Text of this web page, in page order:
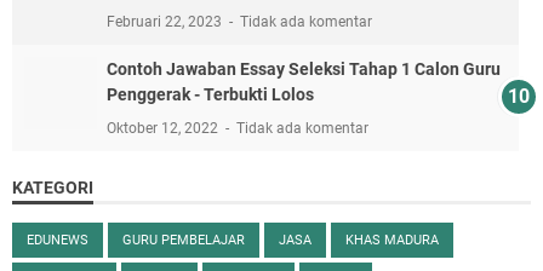
Februari 22, 2023 Tidak ada komentar
Contoh Jawaban Essay Seleksi Tahap 1 Calon Guru
Penggerak - Terbukti Lolos
Oktober 12, 2022 Tidak ada komentar
KATEGORI
EDUNEWS GURU PEMBELAJAR JASA KHAS MADURA